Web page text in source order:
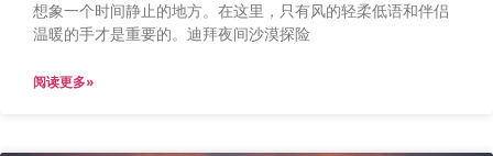
想象一个时间静止的地方。在这里，只有风的轻柔低语和伴侣
温暖的手才是重要的。迪拜夜间沙漠探险
阅读更多»